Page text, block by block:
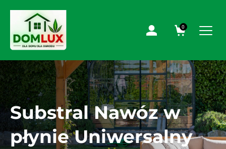
0
Substral Nawóz w
płynie Uniwersalny